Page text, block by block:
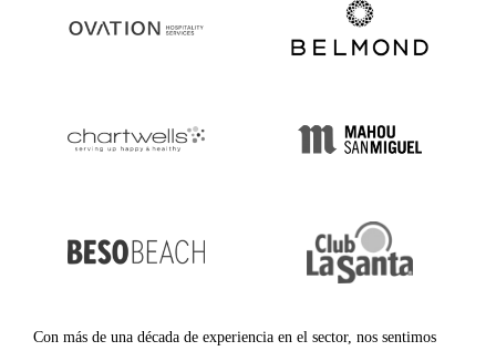
Con más de una década de experiencia en el sector, nos sentimos